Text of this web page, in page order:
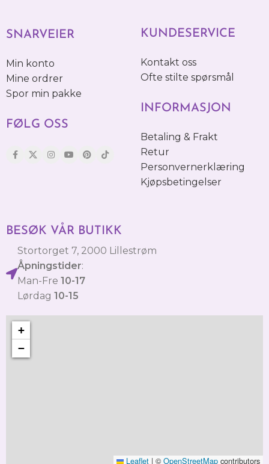
SNARVEIER
Min konto
Mine ordrer
Spor min pakke
FØLG OSS
KUNDESERVICE
Kontakt oss
Ofte stilte spørsmål
INFORMASJON
Betaling & Frakt
Retur
Personvernerklæring
Kjøpsbetingelser
BESØK VÅR BUTIKK
Stortorget 7, 2000 Lillestrøm
Åpningstider:
Man-Fre 10-17
Lørdag 10-15
+
−
Leaflet | © OpenStreetMap contributors